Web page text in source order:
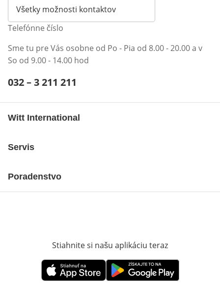
Všetky možnosti kontaktov
Telefónne číslo
Sme tu pre Vás osobne od Po - Pia od 8.00 - 20.00 a v
So od 9.00 - 14.00 hod
Telefónne číslo:
032 – 3 211 211
Witt International
Servis
Poradenstvo
Stiahnite si našu aplikáciu teraz
Otvorí sa vnovom okneOtvorí sa vnovom okne